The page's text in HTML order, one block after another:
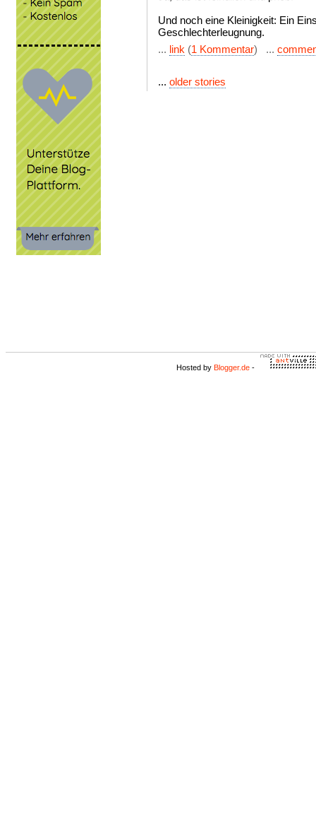
Und noch eine Kleinigkeit: Ein
Geschlechterleugnung.
... link (1 Kommentar) ...
... older stories
Hosted by Blogger.de -